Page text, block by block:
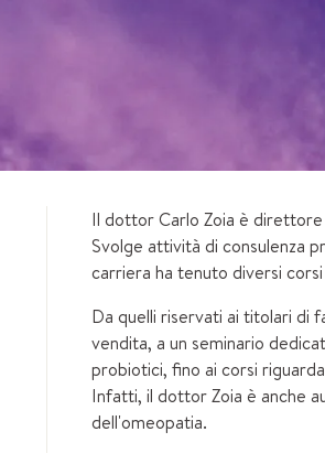
Il dottor Carlo Zoia è
Svolge attività di consulenza
carriera ha tenuto diversi
Da quelli riservati ai titolari di
vendita, a un seminario
probiotici, fino ai corsi
Infatti, il dottor Zoia è anche
dell'omeopatia.